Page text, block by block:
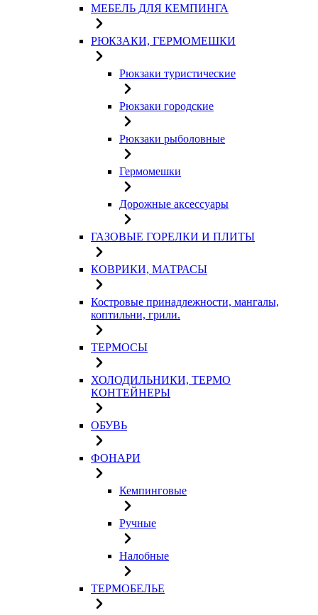
МЕБЕЛЬ ДЛЯ КЕМПИНГА
РЮКЗАКИ, ГЕРМОМЕШКИ
Рюкзаки туристические
Рюкзаки городские
Рюкзаки рыболовные
Гермомешки
Дорожные аксессуары
ГАЗОВЫЕ ГОРЕЛКИ И ПЛИТЫ
КОВРИКИ, МАТРАСЫ
Костровые принадлежности, мангалы,
коптильни, грили.
ТЕРМОСЫ
ХОЛОДИЛЬНИКИ, ТЕРМО
КОНТЕЙНЕРЫ
ОБУВЬ
ФОНАРИ
Кемпинговые
Ручные
Налобные
ТЕРМОБЕЛЬЕ